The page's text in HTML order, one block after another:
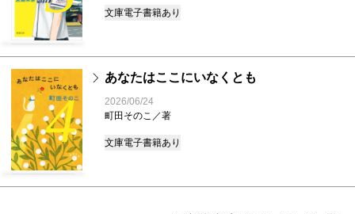
文庫電子書籍あり
4
あなたはここにいなくとも
2026/06/24
町田そのこ／著
文庫電子書籍あり